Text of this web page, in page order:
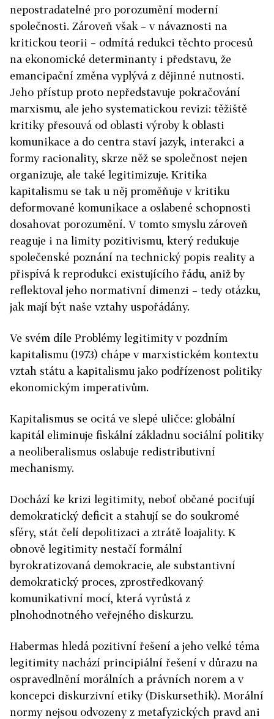
nepostradatelné pro porozumění moderní
společnosti. Zároveň však – v návaznosti na
kritickou teorii – odmítá redukci těchto procesů
na ekonomické determinanty i představu, že
emancipační změna vyplývá z dějinné nutnosti.
Jeho přístup proto nepředstavuje pokračování
marxismu, ale jeho systematickou revizi: těžiště
kritiky přesouvá od oblasti výroby k oblasti
komunikace a do centra staví jazyk, interakci a
formy racionality, skrze něž se společnost nejen
organizuje, ale také legitimizuje. Kritika
kapitalismu se tak u něj proměňuje v kritiku
deformované komunikace a oslabené schopnosti
dosahovat porozumění. V tomto smyslu zároveň
reaguje i na limity pozitivismu, který redukuje
společenské poznání na technický popis reality a
přispívá k reprodukci existujícího řádu, aniž by
reflektoval jeho normativní dimenzi – tedy otázku,
jak mají být naše vztahy uspořádány.
Ve svém díle Problémy legitimity v pozdním
kapitalismu (1973) chápe v marxistickém kontextu
vztah státu a kapitalismu jako podřízenost politiky
ekonomickým imperativům.
Kapitalismus se ocitá ve slepé uličce: globální
kapitál eliminuje fiskální základnu sociální politiky
a neoliberalismus oslabuje redistributivní
mechanismy.
Dochází ke krizi legitimity, neboť občané pociťují
demokratický deficit a stahují se do soukromé
sféry, stát čelí depolitizaci a ztrátě loajality. K
obnově legitimity nestačí formální
byrokratizovaná demokracie, ale substantivní
demokratický proces, zprostředkovaný
komunikativní mocí, která vyrůstá z
plnohodnotného veřejného diskurzu.
Habermas hledá pozitivní řešení a jeho velké téma
legitimity nachází principiální řešení v důrazu na
ospravedlnění morálních a právních norem a v
koncepci diskurzivní etiky (Diskursethik). Morální
normy nejsou odvozeny z metafyzických pravd ani